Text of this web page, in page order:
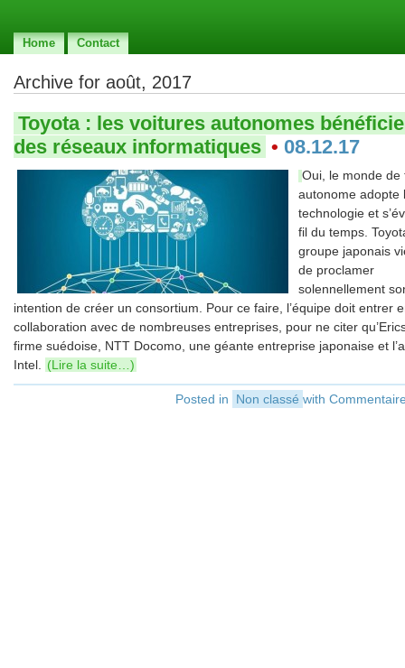
Home Contact
Archive for août, 2017
Toyota : les voitures autonomes
des réseaux informatiques • 08.12.17
Oui, le monde de
autonome adopte
technologie et
fil du temps.
groupe japonais
de proclamer
solennellement
intention de créer un consortium. Pour ce faire, l’équipe doit entrer
collaboration avec de nombreuses entreprises, pour ne citer
firme suédoise, NTT Docomo, une géante entreprise japonaise et
Intel. (Lire la suite…)
Posted in Non classé with